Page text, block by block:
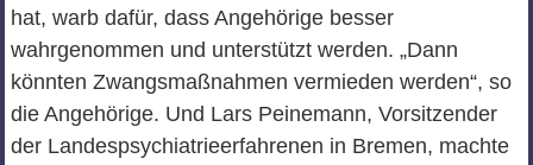
hat, warb dafür, dass Angehörige besser
wahrgenommen und unterstützt werden. „Dann
könnten Zwangsmaßnahmen vermieden werden“, so
die Angehörige. Und Lars Peinemann, Vorsitzender
der Landespsychiatrieerfahrenen in Bremen, machte